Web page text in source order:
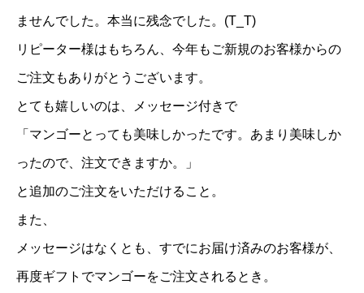
ませんでした。本当に残念でした。(T_T)
リピーター様はもちろん、今年もご新規のお客様からの
ご注文もありがとうございます。
とても嬉しいのは、メッセージ付きで
「マンゴーとっても美味しかったです。あまり美味しか
ったので、注文できますか。」
と追加のご注文をいただけること。
また、
メッセージはなくとも、すでにお届け済みのお客様が、
再度ギフトでマンゴーをご注文されるとき。